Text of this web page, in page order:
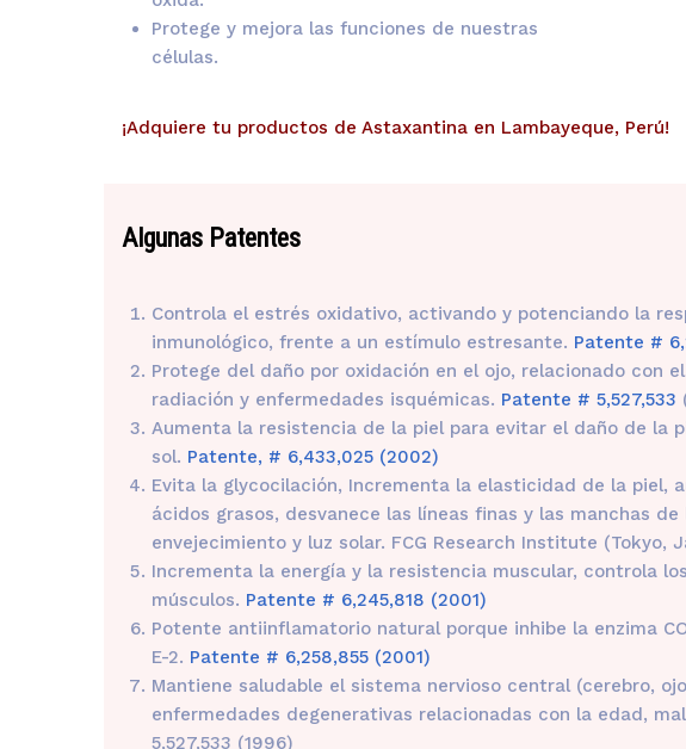
Protege y mejora las funciones de nuestras
células.
¡Adquiere tu productos de Astaxantina en Lambayeque, Perú!
Algunas Patentes
Controla el estrés oxidativo, activando y potenciando la
inmunológico, frente a un estímulo estresante. Patente #
Protege del daño por oxidación en el ojo, relacionado con
radiación y enfermedades isquémicas. Patente # 5,527,533
Aumenta la resistencia de la piel para evitar el daño de la
sol. Patente, # 6,433,025 (2002)
Evita la glycocilación, Incrementa la elasticidad de la piel,
ácidos grasos, desvanece las líneas finas y las manchas
envejecimiento y luz solar. FCG Research Institute (Tokyo,
Incrementa la energía y la resistencia muscular, controla
músculos. Patente # 6,245,818 (2001)
Potente antiinflamatorio natural porque inhibe la enzima
E-2. Patente # 6,258,855 (2001)
Mantiene saludable el sistema nervioso central (cerebro,
enfermedades degenerativas relacionadas con la edad,
5,527,533 (1996)